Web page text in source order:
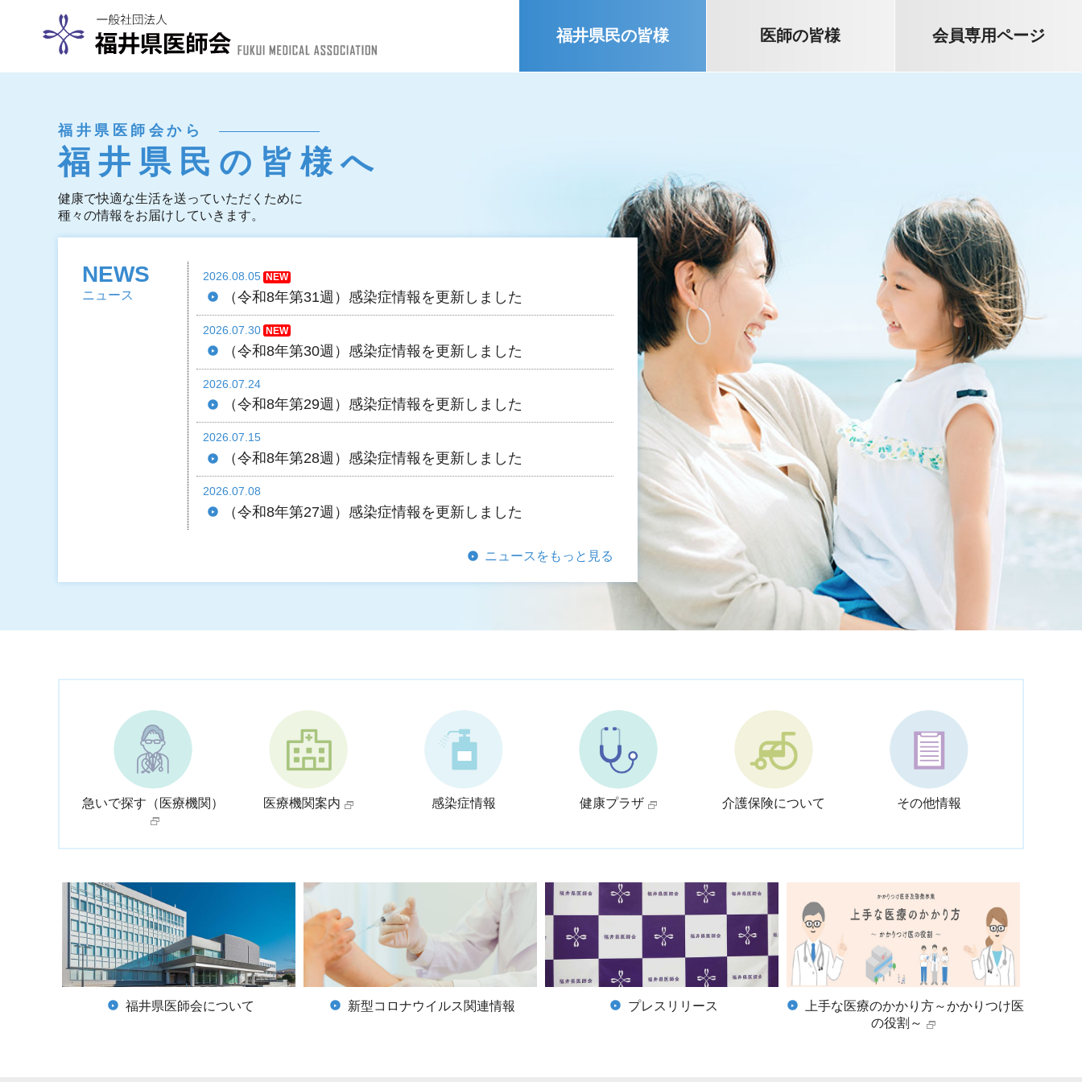
福井県民の皆様 医師の皆様 会員専用ページ
福井県医師会から
福井県民の皆様へ
健康で快適な生活を送っていただくために
種々の情報をお届けしていきます。
NEWS
ニュース
2026.08.05
（令和8年第31週）感染症情報を更新しました
2026.07.30
（令和8年第30週）感染症情報を更新しました
2026.07.24
（令和8年第29週）感染症情報を更新しました
2026.07.15
（令和8年第28週）感染症情報を更新しました
2026.07.08
（令和8年第27週）感染症情報を更新しました
ニュースをもっと見る
急いで探す（医療機関） 医療機関案内 感染症情報 健康プラザ 介護保険について その他情報
福井県医師会について 新型コロナウイルス関連情報 プレスリリース
上手な医療のかかり方～かかりつけ医
の役割～